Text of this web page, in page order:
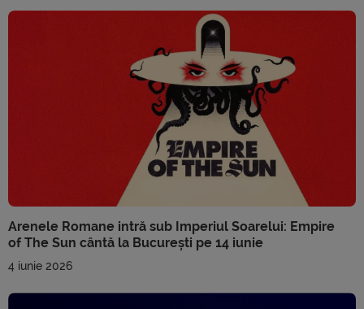
Arenele Romane intră sub Imperiul Soarelui: Empire
of The Sun cântă la București pe 14 iunie
4 iunie 2026